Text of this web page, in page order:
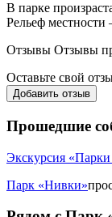
В парке
Рельеф
Отзывы Отзывы
Оставьте свой
Добавить отзыв
Прошедшие
Экскурсия «Парки
Парк «Нивки»